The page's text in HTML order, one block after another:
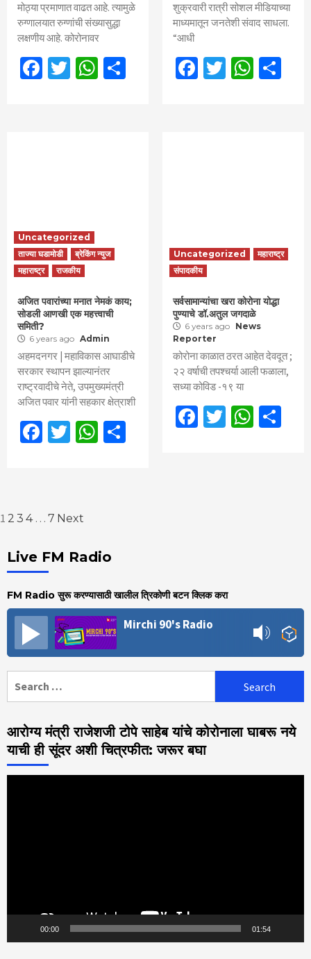
मोठ्या प्रमाणात वाढत आहे. त्यामुळे
रुग्णालयात रुग्णांची संख्यासुद्धा
लक्षणीय आहे. कोरोनावर
Facebook
TwitterWhatsApp
Share
शुक्रवारी रात्री सोशल मीडियाच्या
माध्यमातून जनतेशी संवाद साधला.
“आधी
Facebook
Twitter
Uncategorized
ताज्या घडामोडी
ब्रेकिंग न्युज
महाराष्ट्र
राजकीय
अजित पवारांच्या मनात नेमकं काय;
सोडली आणखी एक महत्त्वाची
समिती?
6 years ago Admin
अहमदनगर | महाविकास आघाडीचे
सरकार स्थापन झाल्यानंतर
राष्ट्रवादीचे नेते, उपमुख्यमंत्री
अजित पवार यांनी सहकार क्षेत्राशी
Facebook
TwitterWhatsApp
Share
Uncategorized
महाराष्ट्र
संपादकीय
सर्वसामान्यांचा खरा कोरोना योद्धा
पुण्याचे डॉ.अतुल जगदाळे
6 years ago News
Reporter
कोरोना काळात ठरत आहेत देवदूत ;
२२ वर्षाची तपश्चर्या आली फळाला,
सध्या कोविड -१९ या
Facebook
Twitter
Posts
pagination
1 2 3 4 … 7 Next
Live FM Radio
FM Radio सुरू करण्यासाठी खालील त्रिकोणी बटन क्लिक करा
Mirchi 90's Radio
आरोग्य मंत्री राजेशजी टोपे साहेब यांचे कोरोनाला घाबरू नये
याची ही सूंदर अशी चित्रफीत: जरूर बघा
00:00 01:54